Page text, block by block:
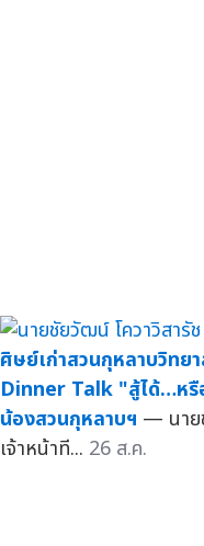
ศิษย์เก่าสวนกุหลาบวิทย
Dinner Talk "สู้ได้…ห
น้องสวนกุหลาบฯ — นาย
เจ้าหน้าที... 26 ส.ค.